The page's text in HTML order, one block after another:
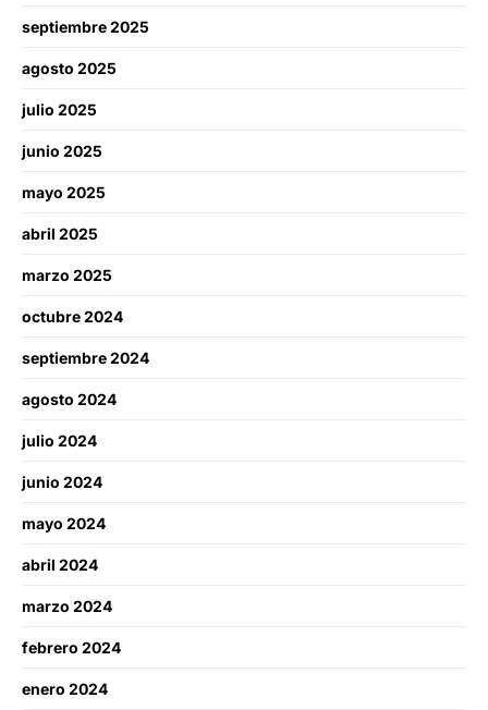
septiembre 2025
agosto 2025
julio 2025
junio 2025
mayo 2025
abril 2025
marzo 2025
octubre 2024
septiembre 2024
agosto 2024
julio 2024
junio 2024
mayo 2024
abril 2024
marzo 2024
febrero 2024
enero 2024